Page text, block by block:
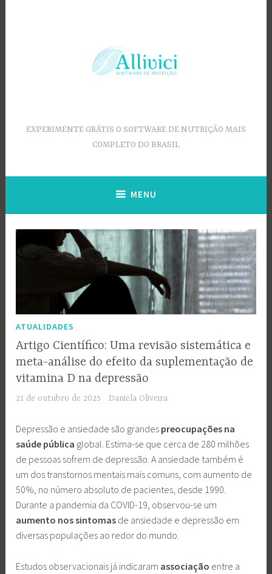
EXPERIMENTE GRÁTIS O SOFTWARE DE NUTRIÇÃO MAIS
COMPLETO DO BRASIL
MENU
ATUALIDADES
Artigo Científico: Uma revisão sistemática e
meta-análise do efeito da suplementação de
vitamina D na depressão
21 de outubro de 2025 Daniela Oliveira
Depressão e ansiedade são grandes preocupações na
saúde pública global. Estima-se que cerca de 280 milhões
de pessoas sofrem de depressão. A ansiedade também é
um dos transtornos mentais mais comuns, com aumento de
50%, no número absoluto de pacientes, desde 1990.
Durante a pandemia da COVID-19, observou-se um
aumento nossintomas de ansiedade e depressão em
diversas populações ao redor do mundo.
Estudos observacionais já indicaram associação entre a